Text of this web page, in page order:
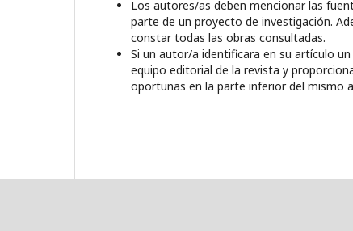
Los autores/as deben mencionar las
parte de un proyecto de investigación.
constar todas las obras consultadas.
Si un autor/a identificara en su artículo
equipo editorial de la revista y
oportunas en la parte inferior del mismo